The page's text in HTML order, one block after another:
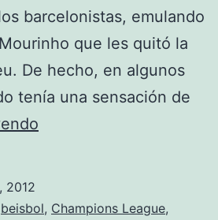
barcelonistas, emulando
que les quitó la
De hecho, en algunos
tenía una sensación de
azulgrana
2012
beisbol, Champions League,